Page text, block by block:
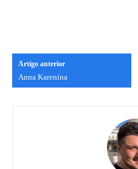
Artigo anterior
Anna Karenina